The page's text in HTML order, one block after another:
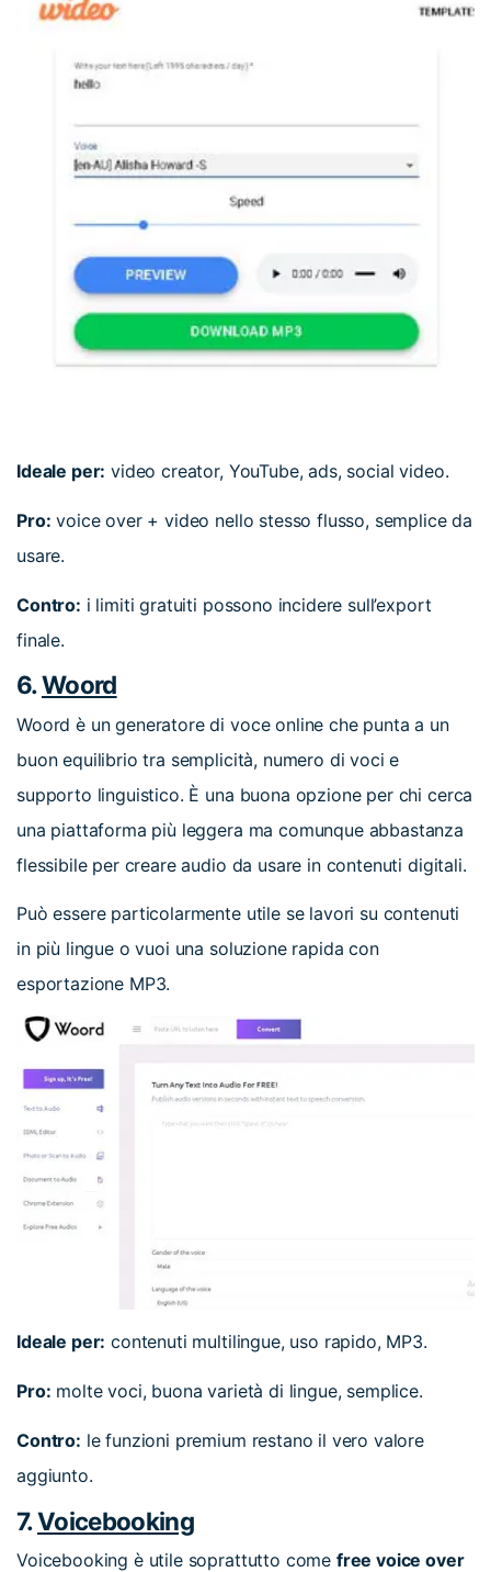
Ideale per: video creator, YouTube, ads, social video.
Pro: voice over + video nello stesso flusso, semplice da
usare.
Contro: i limiti gratuiti possono incidere sull’export
finale.
6.Woord
Woord è un generatore di voce online che punta a un
buon equilibrio tra semplicità, numero di voci e
supporto linguistico. È una buona opzione per chi cerca
una piattaforma più leggera ma comunque abbastanza
flessibile per creare audio da usare in contenuti digitali.
Può essere particolarmente utile se lavori su contenuti
in più lingue o vuoi una soluzione rapida con
esportazione MP3.
Ideale per: contenuti multilingue, uso rapido, MP3.
Pro: molte voci, buona varietà di lingue, semplice.
Contro: le funzioni premium restano il vero valore
aggiunto.
7.Voicebooking
Voicebooking è utile soprattutto come free voice over